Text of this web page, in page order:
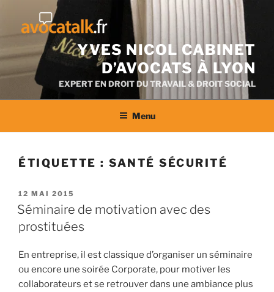
contenu
YVES NICOL CABINET
D’AVOCATS À LYON
EXPERT EN DROIT DU TRAVAIL & DROIT SOCIAL
Menu
ÉTIQUETTE :SANTÉ SÉCURITÉ
PUBLIÉ
LE
12 MAI 2015
Séminaire de motivation avec des
prostituées
En entreprise, il est classique d’organiser un séminaire
ou encore une soirée Corporate, pour motiver les
collaborateurs et se retrouver dans une ambiance plus